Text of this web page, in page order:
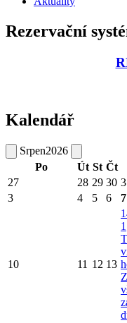
Rezervační
Kalendář
Srpen2026
Po
Út St Čt
27
28 29 30
3
4 5 6 7
10 11 12 13
1